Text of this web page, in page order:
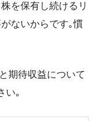
を保有し続けるリ
ないからです｡慣
期待収益について
い｡